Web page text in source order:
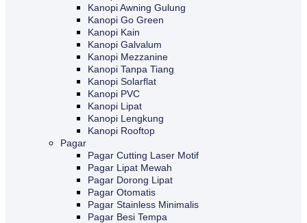
Kanopi Awning Gulung
Kanopi Go Green
Kanopi Kain
Kanopi Galvalum
Kanopi Mezzanine
Kanopi Tanpa Tiang
Kanopi Solarflat
Kanopi PVC
Kanopi Lipat
Kanopi Lengkung
Kanopi Rooftop
Pagar
Pagar Cutting Laser Motif
Pagar Lipat Mewah
Pagar Dorong Lipat
Pagar Otomatis
Pagar Stainless Minimalis
Pagar Besi Tempa